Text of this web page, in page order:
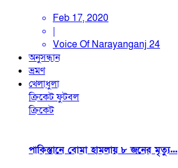
Feb 17, 2020
|
Voice Of Narayanganj 24
অনুসন্ধান
ভ্রমণ
খেলাধুলা
ক্রিকেটফুটবল
ক্রিকেট
পাকিস্তানে বোমা হামলায় ৮ জনের মৃত্যু...